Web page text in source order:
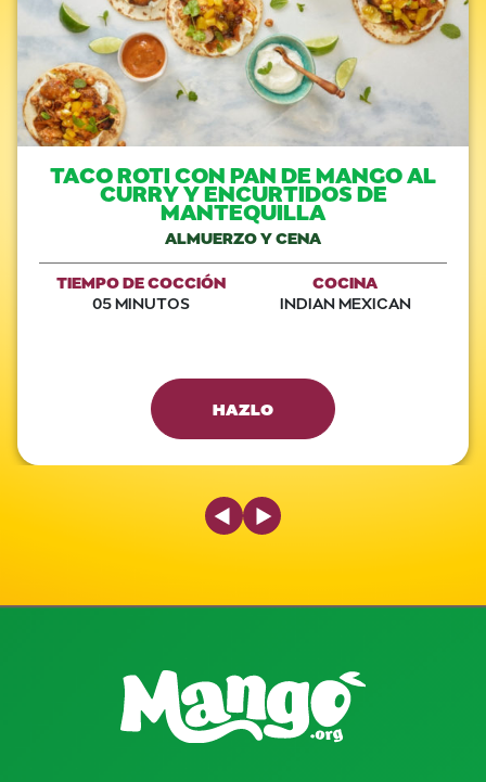
TACO ROTI CON PAN DE MANGO AL
CURRY Y ENCURTIDOS DE
MANTEQUILLA
ALMUERZO Y CENA
TIEMPO DE COCCIÓN
05 MINUTOS
COCINA
INDIAN MEXICAN
HAZLO
Previous Slide
Next Slide